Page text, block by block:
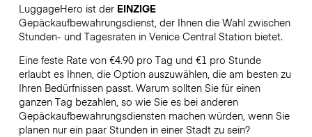
LuggageHero ist der EINZIGE
Gepäckaufbewahrungsdienst, der Ihnen die Wahl zwischen
Stunden- und Tagesraten in Venice Central Station bietet.
Eine feste Rate von €4.90 pro Tag und €1 pro Stunde
erlaubt es Ihnen, die Option auszuwählen, die am besten zu
Ihren Bedürfnissen passt. Warum sollten Sie für einen
ganzen Tag bezahlen, so wie Sie es bei anderen
Gepäckaufbewahrungsdiensten machen würden, wenn Sie
planen nur ein paar Stunden in einer Stadt zu sein?